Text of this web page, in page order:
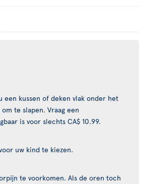
een kussen of deken vlak onder het
te slapen. Vraag een
is voor slechts CA$ 10.99.
uw kind te kiezen.
te voorkomen. Als de oren toch